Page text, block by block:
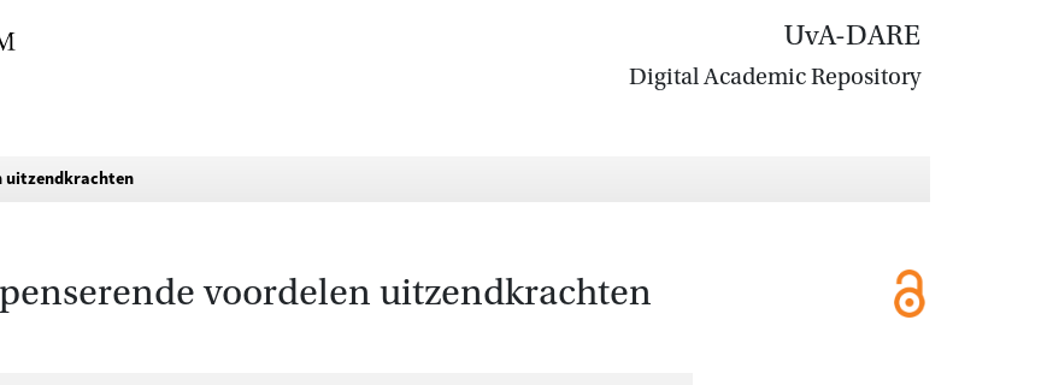
UvA-DARE
Digital Academic Repository
uitzendkrachten
voordelen uitzendkrachten